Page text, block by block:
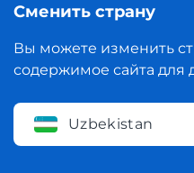
Сменить страну
Вы можете изменить
содержимое сайта для
Uzbekistan